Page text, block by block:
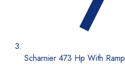
Scharnier 473 Hp With Ramp